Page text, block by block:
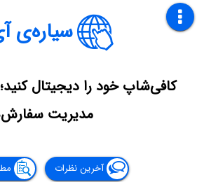
سیاره‌ی
کافی‌شاپ خود را دیجیتال کنید؛
مدیریت
آخرین نظرات